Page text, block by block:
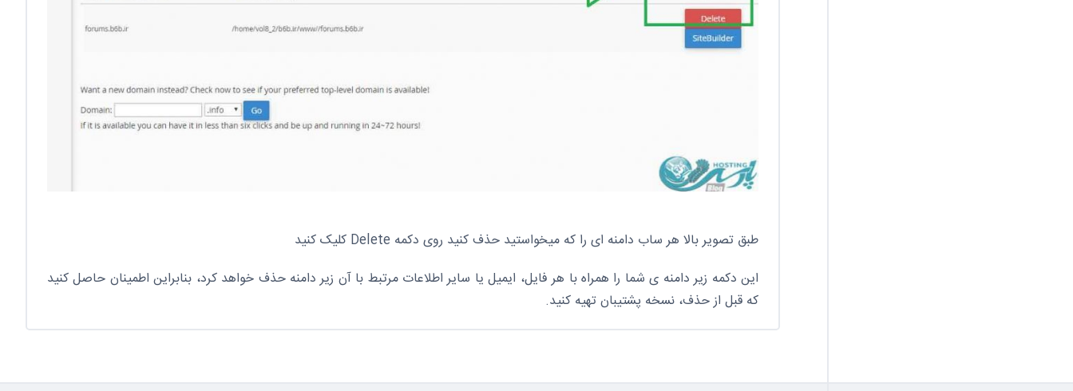
طبق تصویر بالا هر ساب دامنه ای را که میخواستید حذف کنید روی دکمه Delete کلیک کنید
این دکمه زیر دامنه ی شما را همراه با هر فایل، ایمیل یا سایر اطلاعات مرتبط با آن زیر دامنه حذف خواهد کرد، بنابراین اطمینان حاصل کنید
که قبل از حذف، نسخه پشتیبان تهیه کنید.